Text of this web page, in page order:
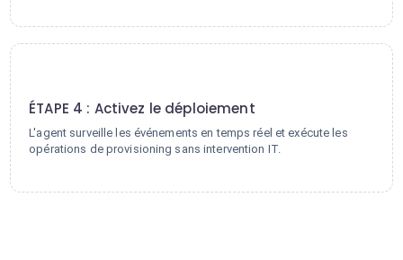
ÉTAPE 4 : Activez le déploiement
L'agent surveille les événements en temps réel et exécute les
opérations de provisioning sans intervention IT.